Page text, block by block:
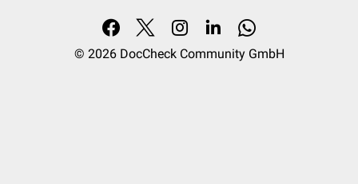
© 2026 DocCheck Community GmbH